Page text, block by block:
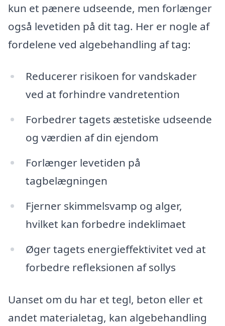
kun et pænere udseende, men forlænger
også levetiden på dit tag. Her er nogle af
fordelene ved algebehandling af tag:
Reducerer risikoen for vandskader
ved at forhindre vandretention
Forbedrer tagets æstetiske udseende
og værdien af din ejendom
Forlænger levetiden på
tagbelægningen
Fjerner skimmelsvamp og alger,
hvilket kan forbedre indeklimaet
Øger tagets energieffektivitet ved at
forbedre refleksionen af sollys
Uanset om du har et tegl, beton eller et
andet materialetag, kan algebehandling